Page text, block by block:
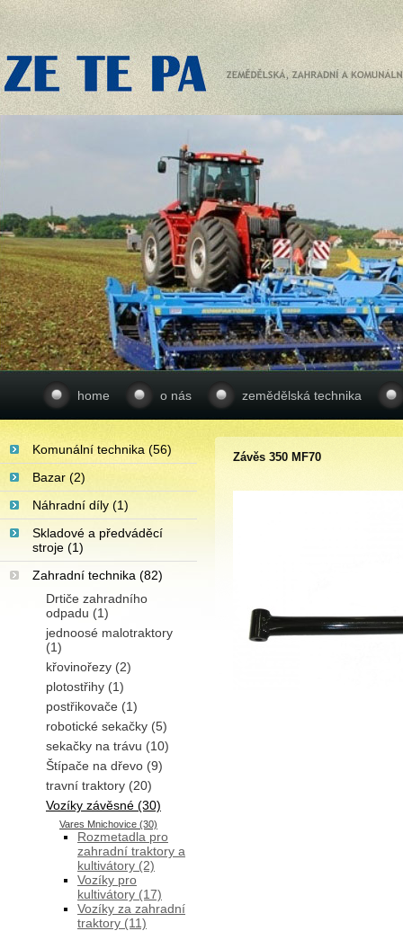
home o nás zemědělská technika
Závěs 350 MF70
Komunální technika (56)
Bazar (2)
Náhradní díly (1)
Skladové a předváděcí
stroje (1)
Zahradní technika (82)
Drtiče zahradního
odpadu (1)
jednoosé malotraktory
(1)
křovinořezy (2)
plotostřihy (1)
postřikovače (1)
robotické sekačky (5)
sekačky na trávu (10)
Štípače na dřevo (9)
travní traktory (20)
Vozíky závěsné (30)
Vares Mnichovice (30)
Rozmetadla pro
zahradní traktory a
kultivátory (2)
Vozíky pro
kultivátory (17)
Vozíky za zahradní
traktory (11)